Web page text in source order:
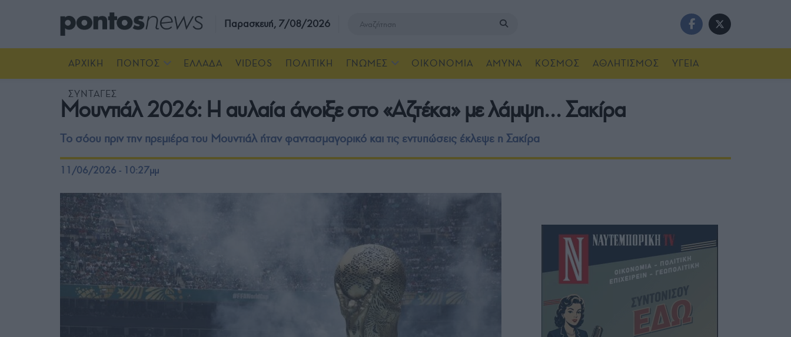
Παρασκευή, 7/08/2026
ΑΡΧΙΚΗ ΠΟΝΤΟΣ ΕΛΛΑΔΑ VIDEOS ΠΟΛΙΤΙΚΗ ΓΝΩΜΕΣ ΟΙΚΟΝΟΜΙΑ ΑΜΥΝΑ ΚΟΣΜΟΣ ΑΘΛΗΤΙΣΜΟΣ ΥΓΕΙΑ
ΣΥΝΤΑΓΕΣ
Μουντιάλ 2026: Η αυλαία άνοιξε στο «Αζτέκα» με λάμψη… Σακίρα
Το σόου πριν την πρεμιέρα του Μουντιάλ ήταν φαντασμαγορικό και τις εντυπώσεις έκλεψε η Σακίρα
11/06/2026 - 10:27μμ